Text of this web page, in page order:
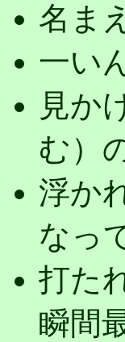
名ま
一い
見か
む）
浮か
なっ
打た
瞬間